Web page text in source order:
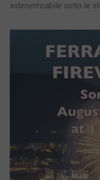
indimenticabile sotto le